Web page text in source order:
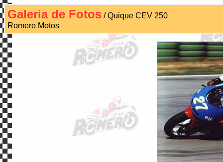
Galeria de Fotos / Quique CEV 250
Romero Motos